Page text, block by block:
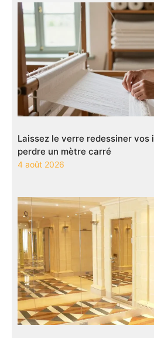
Laissez le verre redessiner vos
perdre un mètre carré
4 août 2026